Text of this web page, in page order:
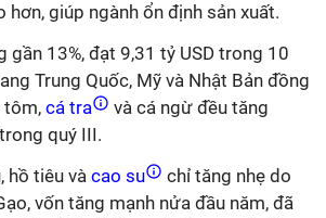
hơn, giúp ngành ổn định sản xuất.
gần 13%, đạt 9,31 tỷ USD trong 10
Trung Quốc, Mỹ và Nhật Bản đồng
tôm,cá tra
và cá ngừ đều tăng
quý III.
hồ tiêu và cao su
chỉ tăng nhẹ do
vốn tăng mạnh nửa đầu năm, đã